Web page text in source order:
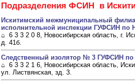
Подразделения ФСИН в
Искитимский межмуниципальный
исполнительной инспекции ГУФСИН по
⌂ 6 3 3 2 0 8, Новосибирская область, г.
д. 41б.
Следственный изолятор № 3 ГУФСИН по
⌂ 6 3 3 2 1 6, Новосибирская область,
ул. Листвянская, зд. 3.